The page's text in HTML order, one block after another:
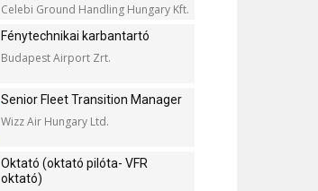
Celebi Ground Handling Hungary Kft.
Fénytechnikai karbantartó
Budapest Airport Zrt.
Senior Fleet Transition Manager
Wizz Air Hungary Ltd.
Oktató (oktató pilóta- VFR
oktató)